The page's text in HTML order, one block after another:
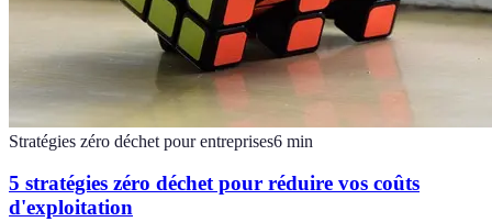
Stratégies zéro déchet pour entreprises6 min
5 stratégies zéro déchet pour réduire vos coûts
d'exploitation